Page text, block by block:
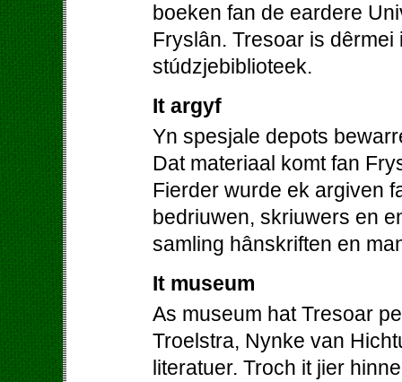
boeken fan de eardere
Fryslân. Tresoar is
stúdzjebiblioteek.
It argyf
Yn spesjale depots
Dat materiaal komt fan
Fierder wurde ek argiven
bedriuwen, skriuwers en
samling hânskriften en
It museum
As museum hat Tresoar
Troelstra, Nynke van
literatuer. Troch it jier